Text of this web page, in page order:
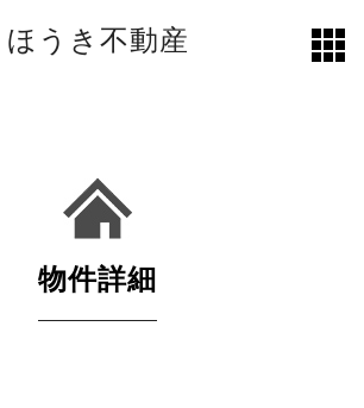
ほうき不動産
物件詳細